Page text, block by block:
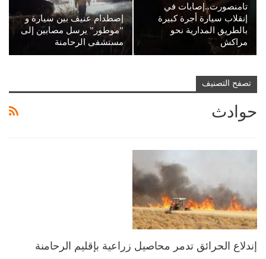
تامنصورت..إصابات في
إنقلاب سيارة أجرة كبيرة
بالطريق المدارية نحو
مراكش
إصطدام عنيف بين سيارة و
”موطور” يرسل مصابين إلى
مستشفى الرحامنة
تصفح التصنيف
حوادث
إندلاع الحرائق تدمر محاصيل زراعية بإقليم الرحامنة